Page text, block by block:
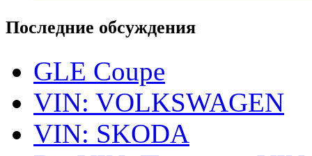
Последние обсуждения
GLE Coupe
VIN: VOLKSWAGEN
VIN: SKODA